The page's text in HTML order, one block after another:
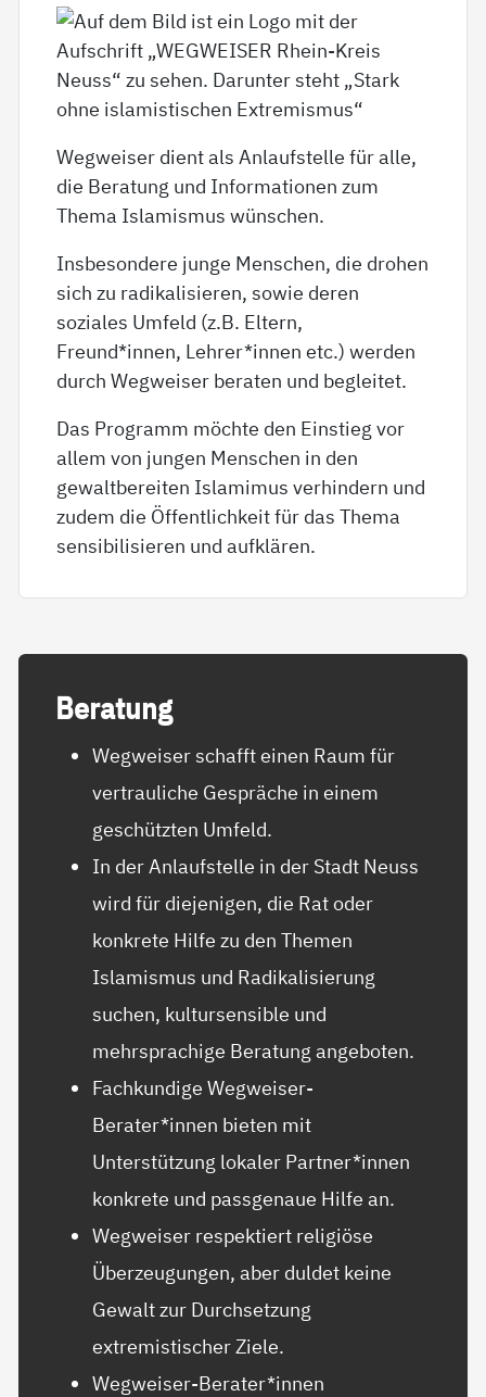
Wegweiser dient als Anlaufstelle für alle,
die Beratung und Informationen zum
Thema Islamismus wünschen.
Insbesondere junge Menschen, die drohen
sich zu radikalisieren, sowie deren
soziales Umfeld (z.B. Eltern,
Freund*innen, Lehrer*innen etc.) werden
durch Wegweiser beraten und begleitet.
Das Programm möchte den Einstieg vor
allem von jungen Menschen in den
gewaltbereiten Islamimus verhindern und
zudem die Öffentlichkeit für das Thema
sensibilisieren und aufklären.
Be­ra­tung
Wegweiser schafft einen Raum für
vertrauliche Gespräche in einem
geschützten Umfeld.
In der Anlaufstelle in der Stadt Neuss
wird für diejenigen, die Rat oder
konkrete Hilfe zu den Themen
Islamismus und Radikalisierung
suchen, kultursensible und
mehrsprachige Beratung angeboten.
Fachkundige Wegweiser-
Berater*innen bieten mit
Unterstützung lokaler Partner*innen
konkrete und passgenaue Hilfe an.
Wegweiser respektiert religiöse
Überzeugungen, aber duldet keine
Gewalt zur Durchsetzung
extremistischer Ziele.
Wegweiser-Berater*innen